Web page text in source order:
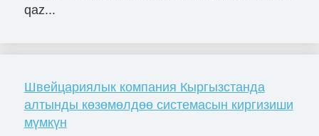
qaz...
Швейцариялык компания Кыргызстанда
алтынды көзөмөлдөө системасын киргизиши
мүмкүн